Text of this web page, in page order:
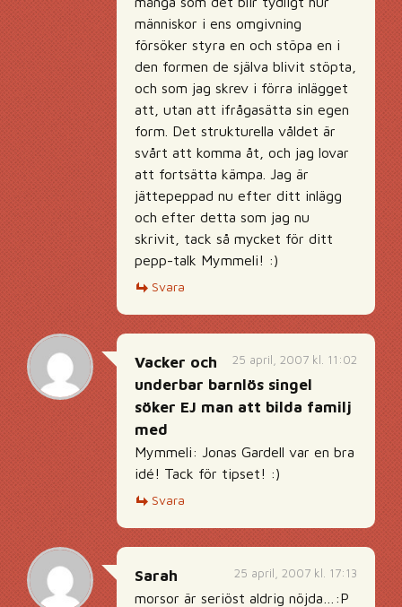
människor i ens omgivning
försöker styra en och stöpa en i
den formen de själva blivit stöpta,
och som jag skrev i förra inlägget
att, utan att ifrågasätta sin egen
form. Det strukturella våldet är
svårt att komma åt, och jag lovar
att fortsätta kämpa. Jag är
jättepeppad nu efter ditt inlägg
och efter detta som jag nu
skrivit, tack så mycket för ditt
pepp-talk Mymmeli! :)
Svara
25 april, 2007 kl. 11:02
Vacker och
underbar barnlös singel
söker EJ man att bilda familj
med
Mymmeli: Jonas Gardell var en bra
idé! Tack för tipset! :)
Svara
25 april, 2007 kl. 17:13
Sarah
morsor är seriöst aldrig nöjda…:P